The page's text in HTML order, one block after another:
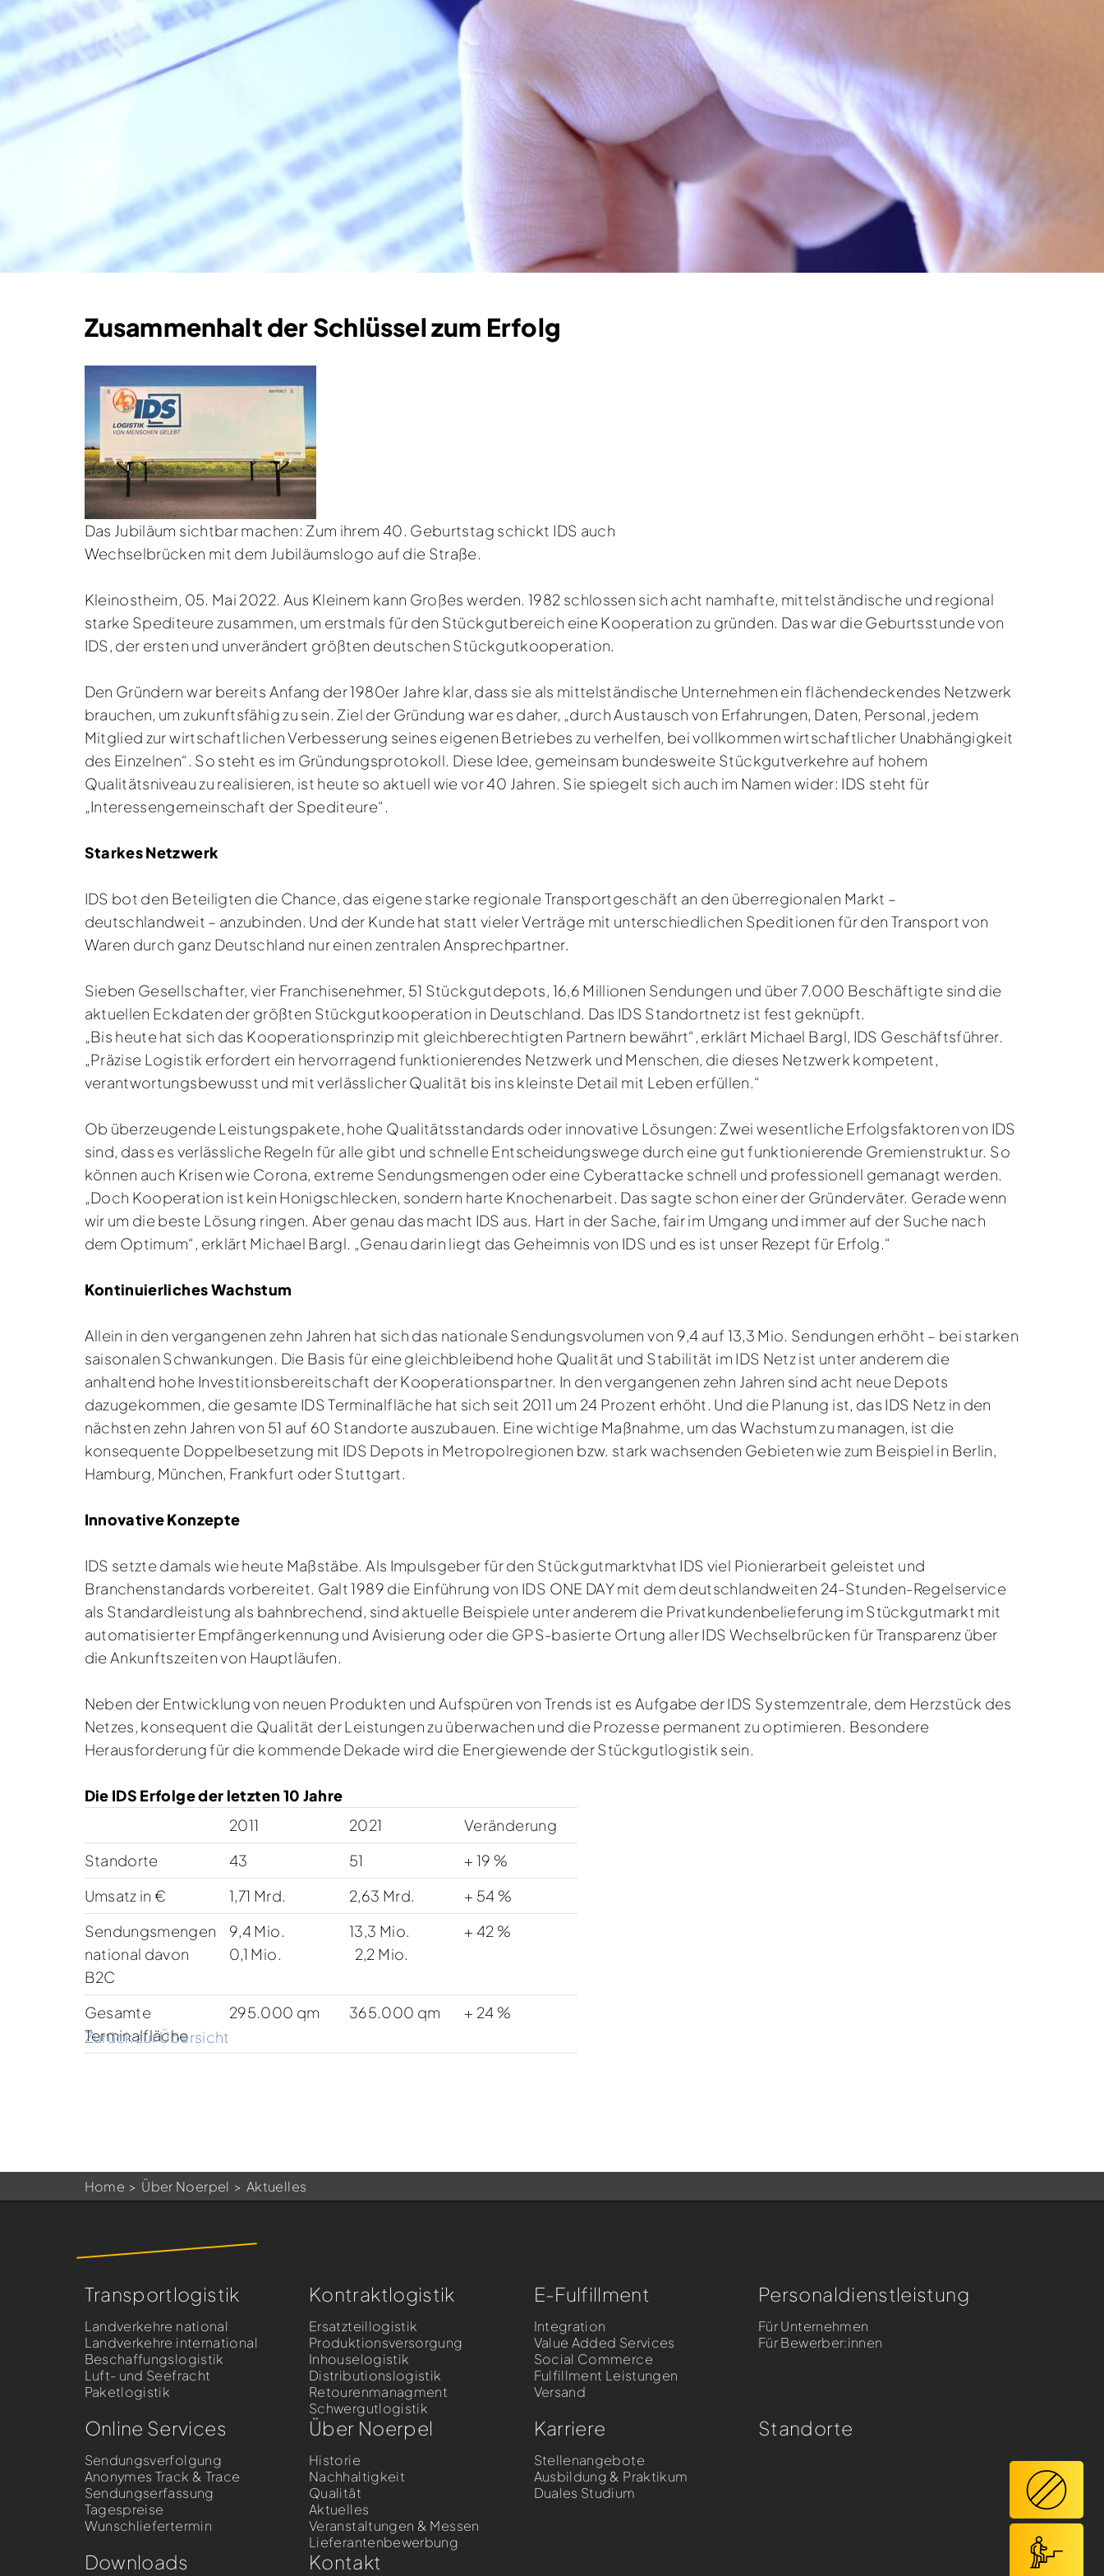
Home Über Noerpel Aktuelles
Zusammenhalt der Schlüssel zum Erfolg
Das Jubiläum sichtbar machen: Zum ihrem 40. Geburtstag schickt IDS auch
Wechselbrücken mit dem Jubiläumslogo auf die Straße.
Kleinostheim, 05. Mai 2022. Aus Kleinem kann Großes werden. 1982 schlossen sich acht namhafte, mittelständische und regional
starke Spediteure zusammen, um erstmals für den Stückgutbereich eine Kooperation zu gründen. Das war die Geburtsstunde von
IDS, der ersten und unverändert größten deutschen Stückgutkooperation.
Den Gründern war bereits Anfang der 1980er Jahre klar, dass sie als mittelständische Unternehmen ein flächendeckendes Netzwerk
brauchen, um zukunftsfähig zu sein. Ziel der Gründung war es daher, „durch Austausch von Erfahrungen, Daten, Personal, jedem
Mitglied zur wirtschaftlichen Verbesserung seines eigenen Betriebes zu verhelfen, bei vollkommen wirtschaftlicher Unabhängigkeit
des Einzelnen“. So steht es im Gründungsprotokoll. Diese Idee, gemeinsam bundesweite Stückgutverkehre auf hohem
Qualitätsniveau zu realisieren, ist heute so aktuell wie vor 40 Jahren. Sie spiegelt sich auch im Namen wider: IDS steht für
„Interessengemeinschaft der Spediteure“.
Starkes Netzwerk
IDS bot den Beteiligten die Chance, das eigene starke regionale Transportgeschäft an den überregionalen Markt –
deutschlandweit – anzubinden. Und der Kunde hat statt vieler Verträge mit unterschiedlichen Speditionen für den Transport von
Waren durch ganz Deutschland nur einen zentralen Ansprechpartner.
Sieben Gesellschafter, vier Franchisenehmer, 51 Stückgutdepots, 16,6 Millionen Sendungen und über 7.000 Beschäftigte sind die
aktuellen Eckdaten der größten Stückgutkooperation in Deutschland. Das IDS Standortnetz ist fest geknüpft.
„Bis heute hat sich das Kooperationsprinzip mit gleichberechtigten Partnern bewährt“, erklärt Michael Bargl, IDS Geschäftsführer.
„Präzise Logistik erfordert ein hervorragend funktionierendes Netzwerk und Menschen, die dieses Netzwerk kompetent,
verantwortungsbewusst und mit verlässlicher Qualität bis ins kleinste Detail mit Leben erfüllen.“
Ob überzeugende Leistungspakete, hohe Qualitätsstandards oder innovative Lösungen: Zwei wesentliche Erfolgsfaktoren von IDS
sind, dass es verlässliche Regeln für alle gibt und schnelle Entscheidungswege durch eine gut funktionierende Gremienstruktur. So
können auch Krisen wie Corona, extreme Sendungsmengen oder eine Cyberattacke schnell und professionell gemanagt werden.
„Doch Kooperation ist kein Honigschlecken, sondern harte Knochenarbeit. Das sagte schon einer der Gründerväter. Gerade wenn
wir um die beste Lösung ringen. Aber genau das macht IDS aus. Hart in der Sache, fair im Umgang und immer auf der Suche nach
dem Optimum“, erklärt Michael Bargl. „Genau darin liegt das Geheimnis von IDS und es ist unser Rezept für Erfolg.“
Kontinuierliches Wachstum
Allein in den vergangenen zehn Jahren hat sich das nationale Sendungsvolumen von 9,4 auf 13,3 Mio. Sendungen erhöht – bei starken
saisonalen Schwankungen. Die Basis für eine gleichbleibend hohe Qualität und Stabilität im IDS Netz ist unter anderem die
anhaltend hohe Investitionsbereitschaft der Kooperationspartner. In den vergangenen zehn Jahren sind acht neue Depots
dazugekommen, die gesamte IDS Terminalfläche hat sich seit 2011 um 24 Prozent erhöht. Und die Planung ist, das IDS Netz in den
nächsten zehn Jahren von 51 auf 60 Standorte auszubauen. Eine wichtige Maßnahme, um das Wachstum zu managen, ist die
konsequente Doppelbesetzung mit IDS Depots in Metropolregionen bzw. stark wachsenden Gebieten wie zum Beispiel in Berlin,
Hamburg, München, Frankfurt oder Stuttgart.
Innovative Konzepte
IDS setzte damals wie heute Maßstäbe. Als Impulsgeber für den Stückgutmarktvhat IDS viel Pionierarbeit geleistet und
Branchenstandards vorbereitet. Galt 1989 die Einführung von IDS ONE DAY mit dem deutschlandweiten 24-Stunden-Regelservice
als Standardleistung als bahnbrechend, sind aktuelle Beispiele unter anderem die Privatkundenbelieferung im Stückgutmarkt mit
automatisierter Empfängerkennung und Avisierung oder die GPS-basierte Ortung aller IDS Wechselbrücken für Transparenz über
die Ankunftszeiten von Hauptläufen.
Neben der Entwicklung von neuen Produkten und Aufspüren von Trends ist es Aufgabe der IDS Systemzentrale, dem Herzstück des
Netzes, konsequent die Qualität der Leistungen zu überwachen und die Prozesse permanent zu optimieren. Besondere
Herausforderung für die kommende Dekade wird die Energiewende der Stückgutlogistik sein.
Die IDS Erfolge der letzten 10 Jahre
2011
2021
Veränderung
Standorte
43 51
+ 19 %
Umsatz in €
1,71 Mrd. 2,63 Mrd.
+ 54 %
Sendungsmengen
national davon
B2C
9,4 Mio.
0,1 Mio.
13,3 Mio.
2,2 Mio.
+ 42 %
Gesamte
Terminalfläche
295.000 qm 365.000 qm
+ 24 %
Zurück zur Übersicht
Transportlogistik
Landverkehre national
Landverkehre international
Beschaffungslogistik
Luft- und Seefracht
Paketlogistik
Kontraktlogistik
Ersatzteillogistik
Produktionsversorgung
Inhouselogistik
Distributionslogistik
Retourenmanagment
Schwergutlogistik
E-Fulfillment
Integration
Value Added Services
Social Commerce
Fulfillment Leistungen
Versand
Personaldienst­leistung
Für Unternehmen
Für Bewerber:innen
Online Services
Sendungsverfolgung
Anonymes Track & Trace
Sendungserfassung
Tagespreise
Wunschliefertermin
Über Noerpel
Historie
Nachhaltigkeit
Qualität
Aktuelles
Veranstaltungen & Messen
Lieferantenbewerbung
Karriere
Stellenangebote
Ausbildung & Praktikum
Duales Studium
Standorte
Downloads Kontakt